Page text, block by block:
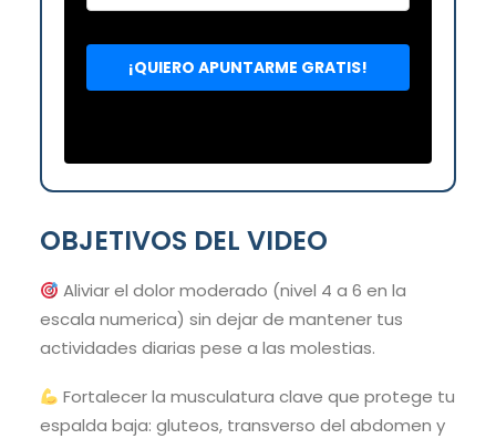
OBJETIVOS DEL VIDEO
Aliviar el dolor moderado (nivel 4 a 6 en la
escala numerica) sin dejar de mantener tus
actividades diarias pese a las molestias.
Fortalecer la musculatura clave que protege tu
espalda baja: gluteos, transverso del abdomen y